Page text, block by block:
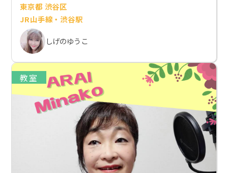
東京都 渋谷区
JR山手線・渋谷駅
しげのゆうこ
教室